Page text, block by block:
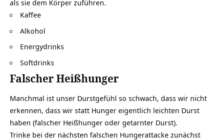
als sie dem Körper zuführen.
Kaffee
Alkohol
Energydrinks
Softdrinks
Falscher Heißhunger
Manchmal ist unser Durstgefühl so schwach, dass wir nicht
erkennen, dass wir statt Hunger eigentlich leichten Durst
haben (falscher Heißhunger oder getarnter Durst).
Trinke bei der nächsten falschen Hungerattacke zunächst